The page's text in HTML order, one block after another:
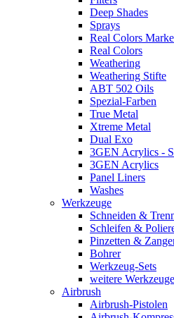
Deep Shades
Sprays
Real Colors
Real Colors
Weathering
Weathering Stifte
ABT 502 Oils
Spezial-Farben
True Metal
Xtreme Metal
Dual Exo
3GEN Acrylics -
3GEN Acrylics
Panel Liners
Washes
Werkzeuge
Schneiden &
Schleifen &
Pinzetten &
Bohrer
Werkzeug-Sets
weitere Werkzeuge
Airbrush
Airbrush-Pistolen